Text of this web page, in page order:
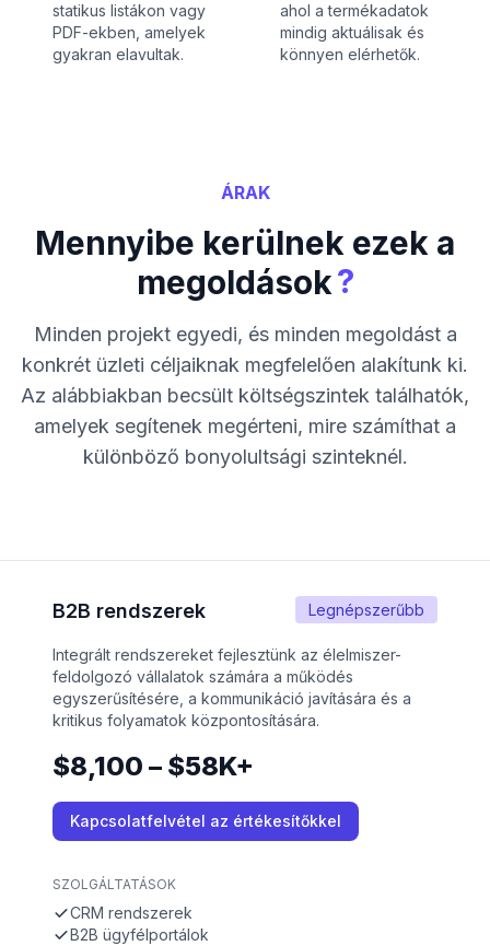
statikus listákon vagy
PDF-ekben, amelyek
gyakran elavultak.
ahol a termékadatok
mindig aktuálisak és
könnyen elérhetők.
ÁRAK
Mennyibe kerülnek ezek a
megoldások?
Minden projekt egyedi, és minden megoldást a
konkrét üzleti céljaiknak megfelelően alakítunk ki.
Az alábbiakban becsült költségszintek találhatók,
amelyek segítenek megérteni, mire számíthat a
különböző bonyolultsági szinteknél.
Legnépszerűbb
B2B rendszerek
Integrált rendszereket fejlesztünk az élelmiszer-
feldolgozó vállalatok számára a működés
egyszerűsítésére, a kommunikáció javítására és a
kritikus folyamatok központosítására.
$8,100 – $58K+
Kapcsolatfelvétel az értékesítőkkel
SZOLGÁLTATÁSOK
CRM rendszerek
B2B ügyfélportálok